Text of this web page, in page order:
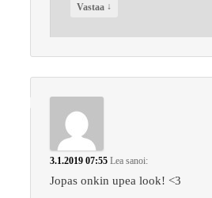
Vastaa ↓
3.1.2019 07:55 Lea sanoi:
Jopas onkin upea look! <3